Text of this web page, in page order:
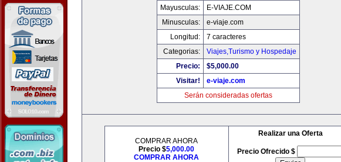
Mayusculas:
E-VIAJE.COM
Minusculas:
e-viaje.com
Longitud:
7 caracteres
Categorias:
Viajes,Turismo y Hospedaje
Precio:
$5,000.00
Visitar!
e-viaje.com
Serán consideradas ofertas
COMPRAR AHORA
Precio $5,000.00
COMPRAR AHORA
Realizar una Oferta
Precio Ofrecido $